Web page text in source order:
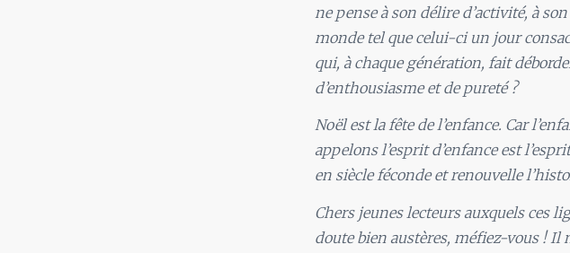
ne pense à son délire d’activité, à
monde tel que celui-ci un jour
qui, à chaque génération, fait
d’enthousiasme et de pureté ?
Noël est la fête de l’enfance. Car
appelons l’esprit d’enfance est
en siècle féconde et renouvelle
Chers jeunes lecteurs auxquels ces
doute bien austères, méfiez-vous ! Il